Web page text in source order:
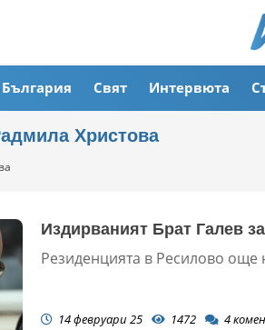
България Свят Интервюта
Христова
Издирваният Брат Галев
Резиденцията в Ресилово още
14 февруари 25 1472 4